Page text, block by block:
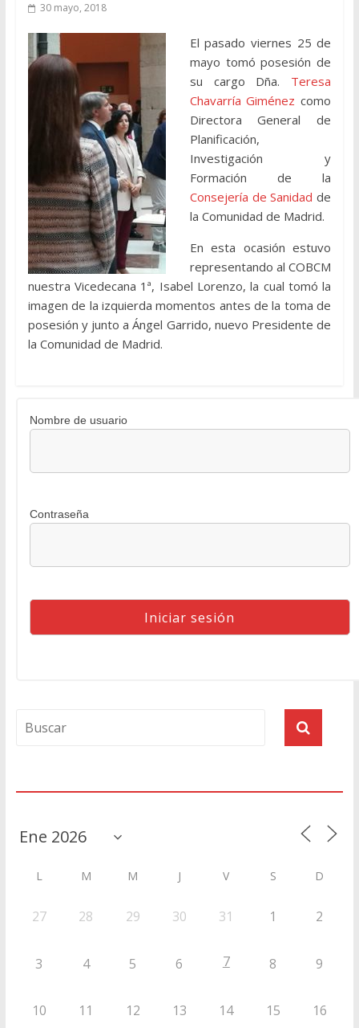
30 mayo, 2018
El pasado viernes 25 de
mayo tomó posesión de
su cargo Dña. Teresa
Chavarría Giménez como
Directora General de
Planificación,
Investigación y
Formación de la
Consejería de Sanidad de
la Comunidad de Madrid.
En esta ocasión estuvo
representando al COBCM
nuestra Vicedecana 1ª, Isabel Lorenzo, la cual tomó la
imagen de la izquierda momentos antes de la toma de
posesión y junto a Ángel Garrido, nuevo Presidente de
la Comunidad de Madrid.
Nombre de usuario
Contraseña
L M M J V S D
27 28 29 30 31 1 2
3 4 5 6 7 8 9
10 11 12 13 14 15 16